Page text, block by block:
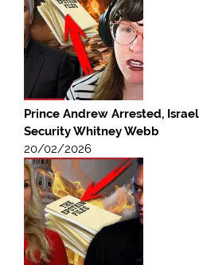
Prince Andrew Arrested,
Security Whitney Webb
20/02/2026